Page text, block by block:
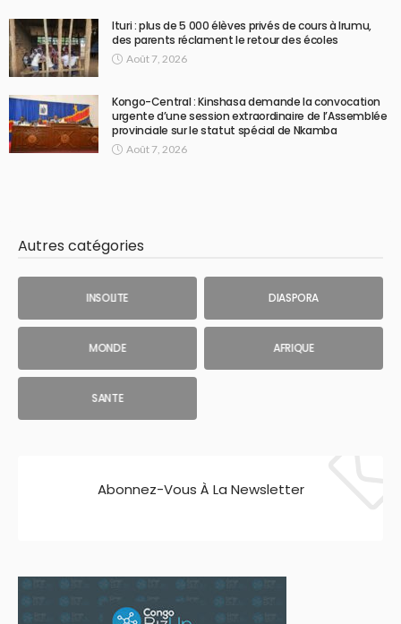
Ituri : plus de 5 000 élèves privés de cours à Irumu,
des parents réclament le retour des écoles
Août 7, 2026
Kongo-Central : Kinshasa demande la convocation
urgente d’une session extraordinaire de l’Assemblée
provinciale sur le statut spécial de Nkamba
Août 7, 2026
Autres catégories
INSOLITE DIASPORA
MONDE AFRIQUE
SANTE
Abonnez-Vous À La Newsletter